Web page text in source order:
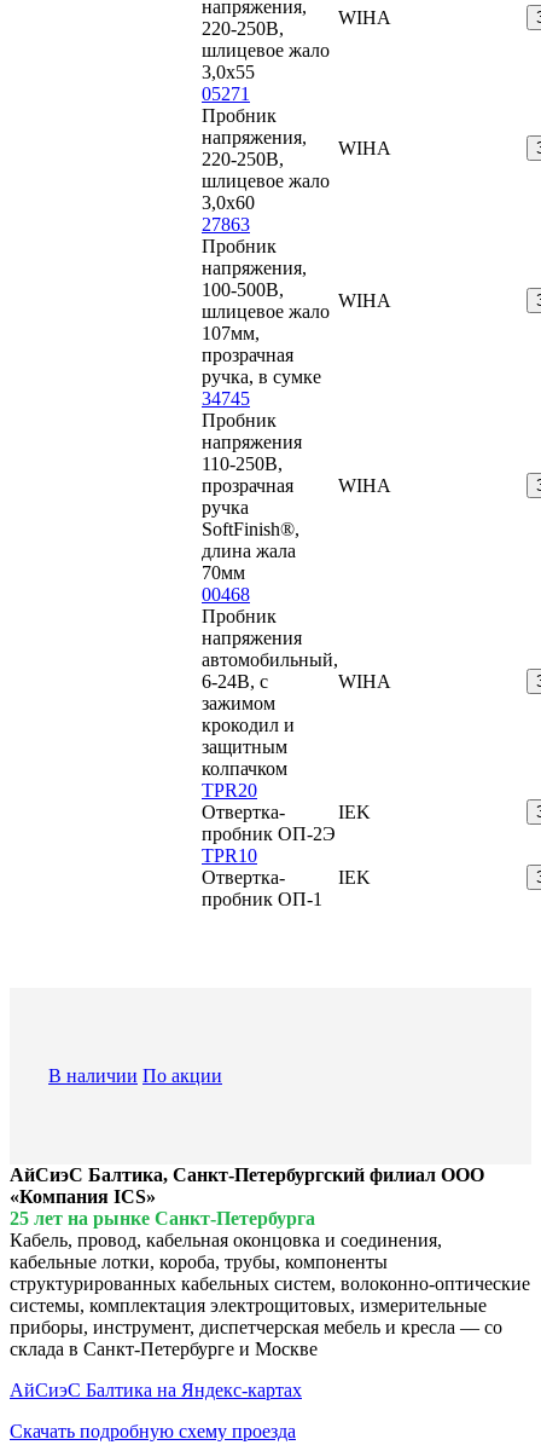
напряжения,
220-250В,
шлицевое жало
3,0x55
WIHA
05271
Пробник
напряжения,
220-250В,
шлицевое жало
3,0x60
WIHA
27863
Пробник
напряжения,
100-500В,
шлицевое жало
107мм,
прозрачная
ручка, в сумке
WIHA
34745
Пробник
напряжения
110-250В,
прозрачная
ручка
SoftFinish®,
длина жала
70мм
WIHA
00468
Пробник
напряжения
автомобильный,
6-24В, с
зажимом
крокодил и
защитным
колпачком
WIHA
TPR20
Отвертка-
пробник ОП-2Э
IEK
TPR10
Отвертка-
пробник ОП-1
IEK
В наличии По акции
АйСиэС Балтика, Санкт-Петербургский филиал ООО
«Компания ICS»
25 лет на рынке Санкт-Петербурга
Кабель, провод, кабельная оконцовка и соединения,
кабельные лотки, короба, трубы, компоненты
структурированных кабельных систем, волоконно-оптические
системы, комплектация электрощитовых, измерительные
приборы, инструмент, диспетчерская мебель и кресла — со
склада в Санкт-Петербурге и Москве
АйСиэС Балтика на Яндекс-картах
Скачать подробную схему проезда